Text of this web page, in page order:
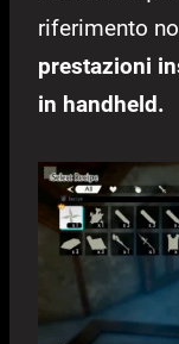
riferimento
prestazioni
in handheld.